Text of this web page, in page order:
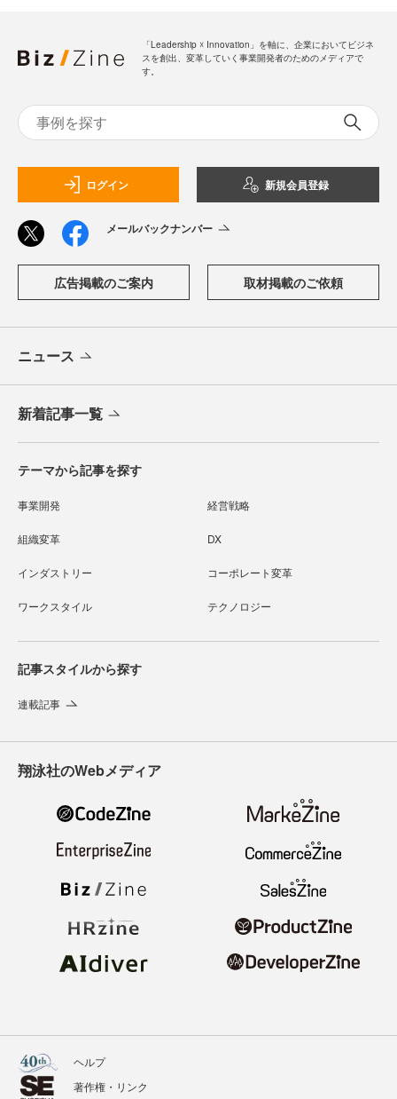
「Leadership ☓ Innovation」を軸に、企業においてビジネ
スを創出、変革していく事業開発者のためのメディアで
す。
ログイン 新規会員登録
メールバックナンバー
広告掲載のご案内 取材掲載のご依頼
ニュース
新着記事一覧
テーマから記事を探す
事業開発 経営戦略
組織変革 DX
インダストリー コーポレート変革
ワークスタイル テクノロジー
記事スタイルから探す
連載記事
翔泳社のWebメディア
ヘルプ
著作権・リンク